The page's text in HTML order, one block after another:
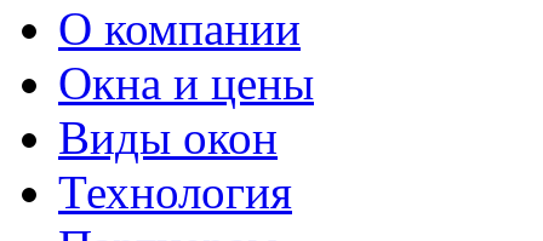
О компании
Окна и цены
Виды окон
Технология